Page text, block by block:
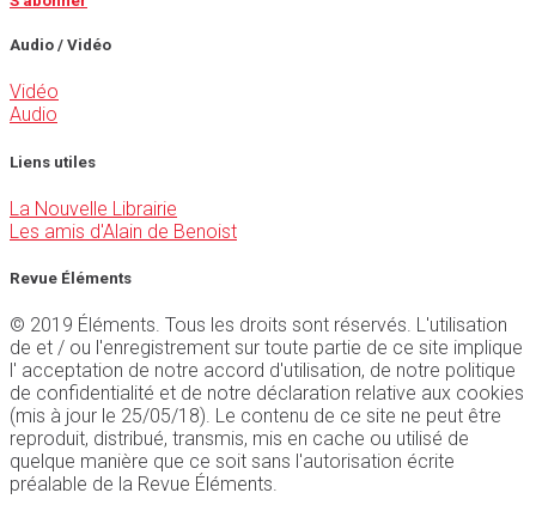
Audio / Vidéo
Vidéo
Audio
Liens utiles
La Nouvelle Librairie
Les amis d'Alain de Benoist
Revue Éléments
© 2019 Éléments. Tous les droits sont réservés. L'utilisation
de et / ou l'enregistrement sur toute partie de ce site implique
l' acceptation de notre accord d'utilisation, de notre politique
de confidentialité et de notre déclaration relative aux cookies
(mis à jour le 25/05/18). Le contenu de ce site ne peut être
reproduit, distribué, transmis, mis en cache ou utilisé de
quelque manière que ce soit sans l'autorisation écrite
préalable de la Revue Éléments.